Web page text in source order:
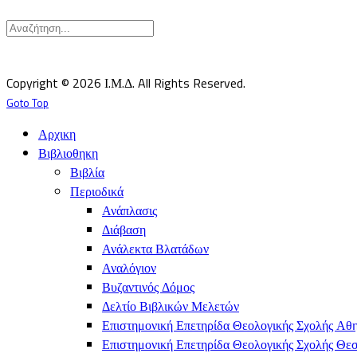
Copyright © 2026 Ι.Μ.Δ. All Rights Reserved.
Goto Top
Αρχικη
Βιβλιοθηκη
Βιβλία
Περιοδικά
Ανάπλασις
Διάβαση
Ανάλεκτα Βλατάδων
Αναλόγιον
Βυζαντινός Δόμος
Δελτίο Βιβλικών Μελετών
Επιστημονική Επετηρίδα Θεολογικής Σχολής
Επιστημονική Επετηρίδα Θεολογικής Σχολής